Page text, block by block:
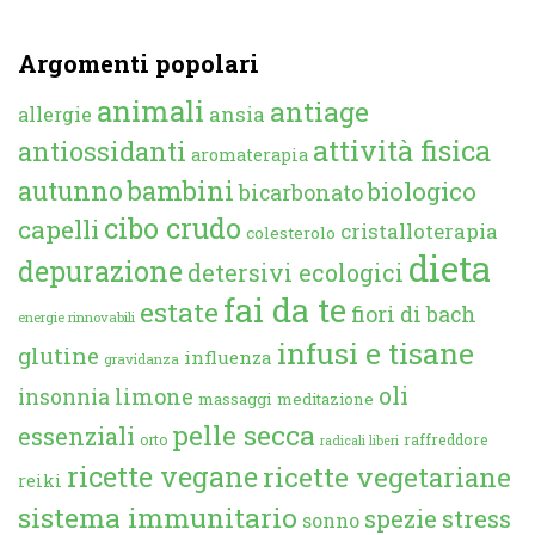
Argomenti popolari
allergie animali ansia antiage
antiossidanti aromaterapia attività fisica
autunnobambini bicarbonatobiologico
capelli cibo crudo colesterolo cristalloterapia
depurazione detersivi ecologici dieta
energie rinnovabili estate fai da te fiori di bach
glutine gravidanza influenza infusi e tisane
insonnia limone massaggi meditazione oli
essenziali orto pelle secca radicali liberi raffreddore
reiki ricette veganericette vegetariane
sistema immunitario sonno spezie stress